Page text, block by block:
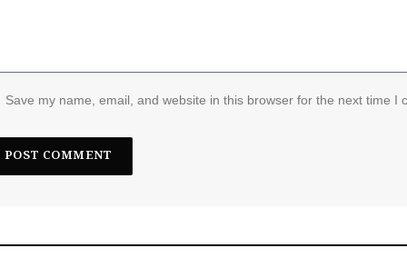
Save my name, email, and website in this browser for the next time I